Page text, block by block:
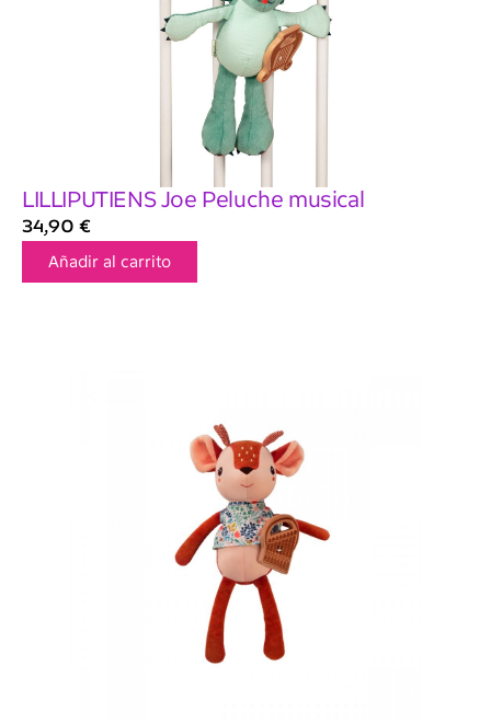
LILLIPUTIENS Joe Peluche musical
34,90 €
Añadir al carrito